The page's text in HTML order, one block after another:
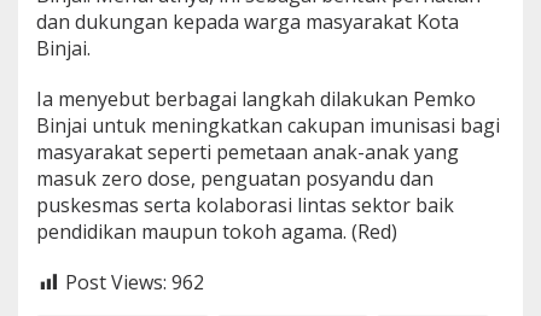
dan dukungan kepada warga masyarakat Kota
Binjai.
Ia menyebut berbagai langkah dilakukan Pemko
Binjai untuk meningkatkan cakupan imunisasi bagi
masyarakat seperti pemetaan anak-anak yang
masuk zero dose, penguatan posyandu dan
puskesmas serta kolaborasi lintas sektor baik
pendidikan maupun tokoh agama. (Red)
Post Views: 962